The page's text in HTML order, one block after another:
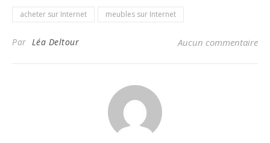
acheter sur Internet meubles sur Internet
Par Léa Deltour Aucun commentaire